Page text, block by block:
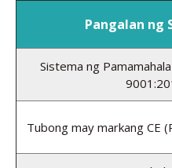
Pangalan ng
Sistema ng
Tubong may markang CE